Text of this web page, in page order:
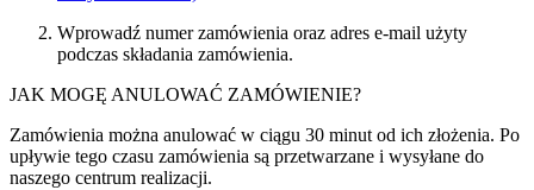
Wprowadź numer zamówienia oraz adres e-mail użyty
podczas składania zamówienia.
JAK MOGĘ ANULOWAĆ ZAMÓWIENIE?
Zamówienia można anulować w ciągu 30 minut od ich złożenia. Po
upływie tego czasu zamówienia są przetwarzane i wysyłane do
naszego centrum realizacji.